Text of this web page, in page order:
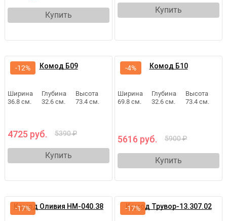
Купить
Купить
Комод Б09
Ширина
36.8 см.
Глубина
32.6 см.
Высота
73.4 см.
4725 руб. 5390 ₽
Купить
-12% Комод Б10
Ширина
69.8 см.
Глубина
32.6 см.
Высота
73.4 см.
5616 руб. 5900 ₽
Купить
-4%
Комод Оливия НМ-040.38
-17% Комод Трувор-13.307.02
-17%